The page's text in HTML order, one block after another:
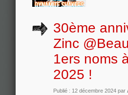
30ème
Zinc
1ers noms
2025 !
Publié : 12 décembre 2024 par